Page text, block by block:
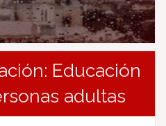
Educación
adultas